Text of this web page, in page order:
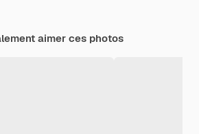
aimer ces photos